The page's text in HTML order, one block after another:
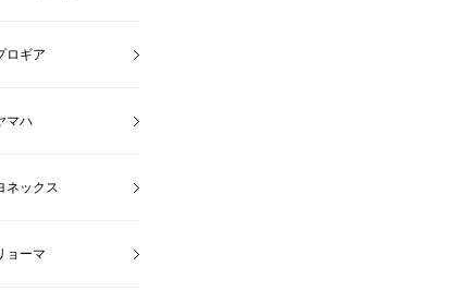
ロギア
マハ
ネックス
ョーマ